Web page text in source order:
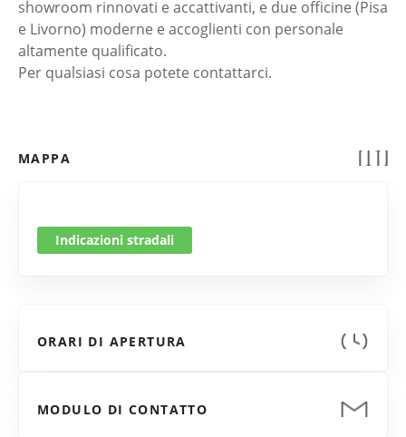
showroom rinnovati e accattivanti, e due officine (Pisa
e Livorno) moderne e accoglienti con personale
altamente qualificato.
Per qualsiasi cosa potete contattarci.
MAPPA
Indicazioni stradali
ORARI DI APERTURA
MODULO DI CONTATTO